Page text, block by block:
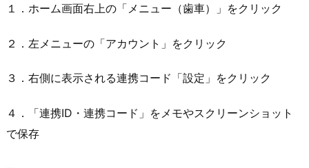
１．ホーム画面右上の「メニュー（歯車）」をクリック
２．左メニューの「アカウント」をクリック
３．右側に表示される連携コード「設定」をクリック
４．「連携ID・連携コード」をメモやスクリーンショット
で保存